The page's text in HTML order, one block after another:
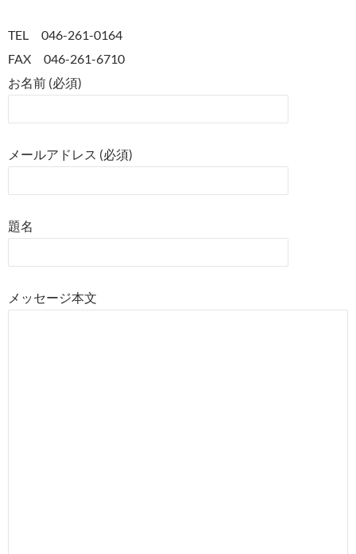
TEL 046-261-0164
FAX 046-261-6710
お名前 (必須)
メールアドレス (必須)
題名
メッセージ本文